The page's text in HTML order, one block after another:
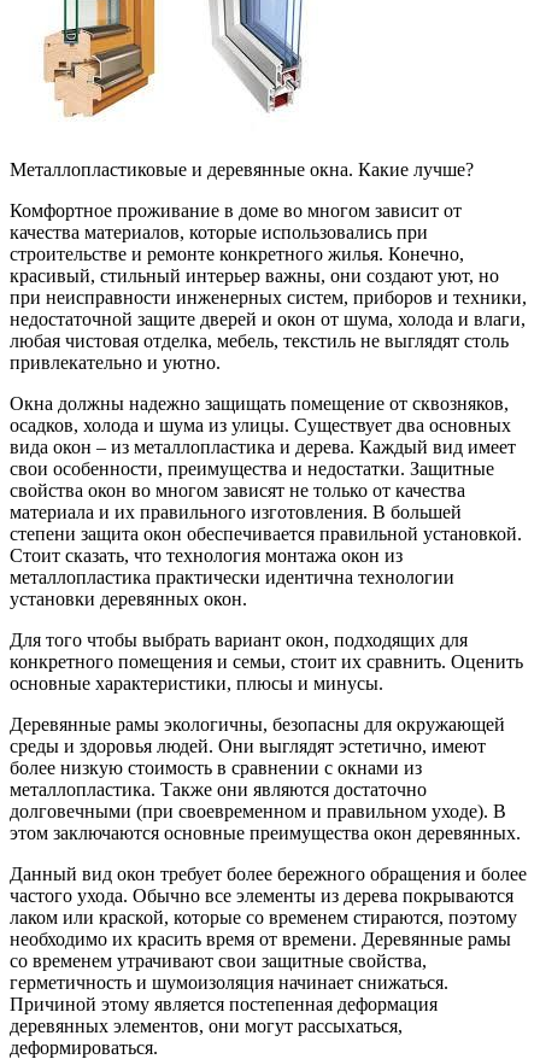
Металлопластиковые и деревянные окна. Какие лучше?
Комфортное проживание в доме во многом зависит от
качества материалов, которые использовались при
строительстве и ремонте конкретного жилья. Конечно,
красивый, стильный интерьер важны, они создают уют, но
при неисправности инженерных систем, приборов и техники,
недостаточной защите дверей и окон от шума, холода и влаги,
любая чистовая отделка, мебель, текстиль не выглядят столь
привлекательно и уютно.
Окна должны надежно защищать помещение от сквозняков,
осадков, холода и шума из улицы. Существует два основных
вида окон – из металлопластика и дерева. Каждый вид имеет
свои особенности, преимущества и недостатки. Защитные
свойства окон во многом зависят не только от качества
материала и их правильного изготовления. В большей
степени защита окон обеспечивается правильной установкой.
Стоит сказать, что технология монтажа окон из
металлопластика практически идентична технологии
установки деревянных окон.
Для того чтобы выбрать вариант окон, подходящих для
конкретного помещения и семьи, стоит их сравнить. Оценить
основные характеристики, плюсы и минусы.
Деревянные рамы экологичны, безопасны для окружающей
среды и здоровья людей. Они выглядят эстетично, имеют
более низкую стоимость в сравнении с окнами из
металлопластика. Также они являются достаточно
долговечными (при своевременном и правильном уходе). В
этом заключаются основные преимущества окон деревянных.
Данный вид окон требует более бережного обращения и более
частого ухода. Обычно все элементы из дерева покрываются
лаком или краской, которые со временем стираются, поэтому
необходимо их красить время от времени. Деревянные рамы
со временем утрачивают свои защитные свойства,
герметичность и шумоизоляция начинает снижаться.
Причиной этому является постепенная деформация
деревянных элементов, они могут рассыхаться,
деформироваться.